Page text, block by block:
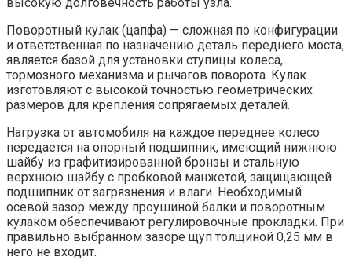
высокую долговечность работы узла.
Поворотный кулак (цапфа) — сложная по конфигурации
и ответственная по назначению деталь переднего моста,
является базой для установки ступицы колеса,
тормозного механизма и рычагов поворота. Кулак
изготовляют с высокой точностью геометрических
размеров для крепления сопрягаемых деталей.
Нагрузка от автомобиля на каждое переднее колесо
передается на опорный подшипник, имеющий нижнюю
шайбу из графитизированной бронзы и стальную
верхнюю шайбу с пробковой манжетой, защищающей
подшипник от загрязнения и влаги. Необходимый
осевой зазор между проушиной балки и поворотным
кулаком обеспечивают регулировочные прокладки. При
правильно выбранном зазоре щуп толщиной 0,25 мм в
него не входит.